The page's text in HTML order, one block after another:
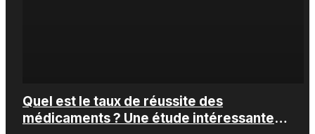
Quel est le taux de réussite des
médicaments ? Une étude intéressante